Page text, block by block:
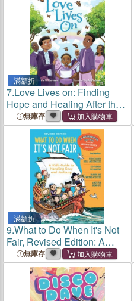
滿額折
7.Love Lives on: Finding
Hope and Healing After the
Loss of a Loved One
無庫存
滿額折
9.What to Do When It's Not
Fair, Revised Edition: A
Kid's Guide to Handling
Envy and Jealousy
無庫存